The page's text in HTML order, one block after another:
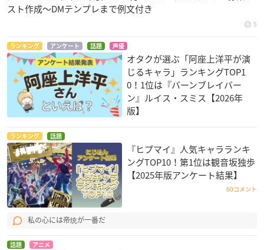
スト作成〜DMテンプレまで例文付き
5
ランキング アンケート 話題 声優
オタクが選ぶ「阿座上洋平が演
じるキャラ」ランキングTOP1
0！1位は『バーンブレイバー
ン』ルイス・スミス【2026年
版】
ランキング 話題
『ヒプマイ』人気キャラランキ
ングTOP10！第1位は観音坂独歩
【2025年版アンケート結果】
60コメント
私の心には帝统が一番だ
話題 アニメ